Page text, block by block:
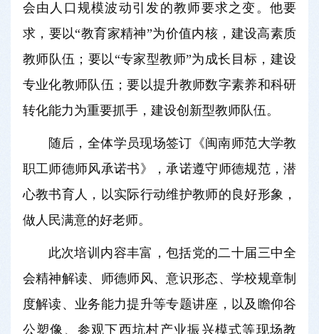
会由人口规模波动引发的教师要求之变。他要
求，要以“教育家精神”为价值内核，建设高素质
教师队伍；要以“专家型教师”为成长目标，建设
专业化教师队伍；要以提升教师数字素养和科研
转化能力为重要抓手，建设创新型教师队伍。
随后，全体学员现场签订《闽南师范大学教
职工师德师风承诺书》，承诺遵守师德规范，潜
心教书育人，以实际行动维护教师的良好形象，
做人民满意的好老师。
此次培训内容丰富，包括党的二十届三中全
会精神解读、师德师风、意识形态、学校规章制
度解读、业务能力提升等专题讲座，以及瞻仰谷
公塑像、参观下西坑村产业振兴模式等现场教